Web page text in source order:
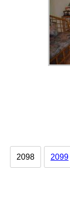
2098 2099